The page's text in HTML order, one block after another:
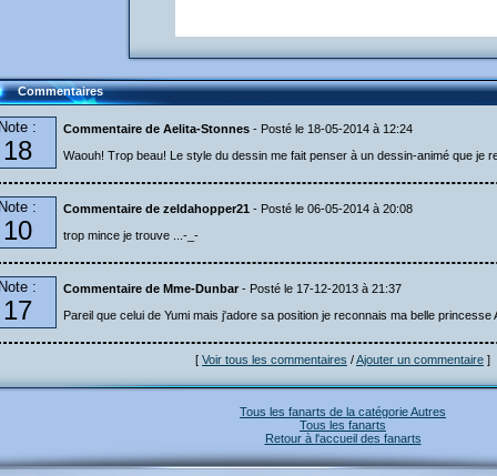
Commentaires
Note :
18
Commentaire de Aelita-Stonnes - Posté le 18-05-2014 à 12:24
Waouh! Trop beau! Le style du dessin me fait penser à un dessin-animé que je
Note :
10
Commentaire de zeldahopper21 - Posté le 06-05-2014 à 20:08
trop mince je trouve ...-_-
Note :
17
Commentaire de Mme-Dunbar - Posté le 17-12-2013 à 21:37
Pareil que celui de Yumi mais j'adore sa position je reconnais ma belle princesse
[ Voir tous les commentaires /Ajouter un commentaire ]
Tous les fanarts de la catégorie Autres
Tous les fanarts
Retour à l'accueil des fanarts